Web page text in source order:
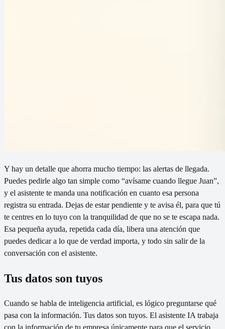
Y hay un detalle que ahorra mucho tiempo: las alertas de llegada.
Puedes pedirle algo tan simple como “avísame cuando llegue Juan”,
y el asistente te manda una notificación en cuanto esa persona
registra su entrada. Dejas de estar pendiente y te avisa él, para que tú
te centres en lo tuyo con la tranquilidad de que no se te escapa nada.
Esa pequeña ayuda, repetida cada día, libera una atención que
puedes dedicar a lo que de verdad importa, y todo sin salir de la
conversación con el asistente.
Tus datos son tuyos
Cuando se habla de inteligencia artificial, es lógico preguntarse qué
pasa con la información. Tus datos son tuyos. El asistente IA trabaja
con la información de tu empresa únicamente para que el servicio